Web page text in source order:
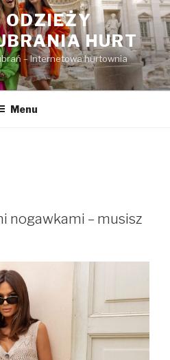
ODZIEŻY
HURT
– Internetowa hurtownia
Menu
nogawkami – musisz